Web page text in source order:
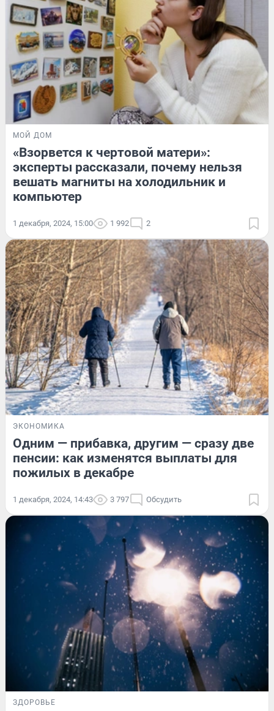
МОЙ ДОМ
«Взорвется к чертовой матери»:
эксперты рассказали, почему нельзя
вешать магниты на холодильник и
компьютер
1 декабря, 2024, 15:00 1 992 2
ЭКОНОМИКА
Одним — прибавка, другим — сразу две
пенсии: как изменятся выплаты для
пожилых в декабре
1 декабря, 2024, 14:43 3 797 Обсудить
ЗДОРОВЬЕ